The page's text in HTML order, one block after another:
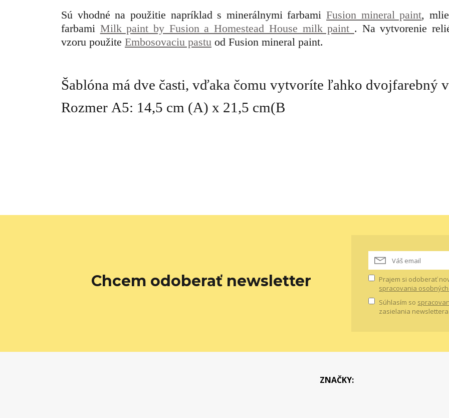
Sú vhodné na použitie napríklad s minerálnymi farbamiFusion mineral paint,
farbami Milk paint by Fusion a Homestead House milk paint . Na vytvorenie
vzoru použite Embosovaciu pastu od Fusion mineral paint.
Šablóna má dve časti, vďaka čomu vytvoríte ľahko dvojfarebný
Rozmer A5: 14,5 cm (A) x 21,5 cm(B
Chcem odoberať newsletter
Prajem si odoberať
spracovania
Súhlasím so
zasielania
ZNAČKY: